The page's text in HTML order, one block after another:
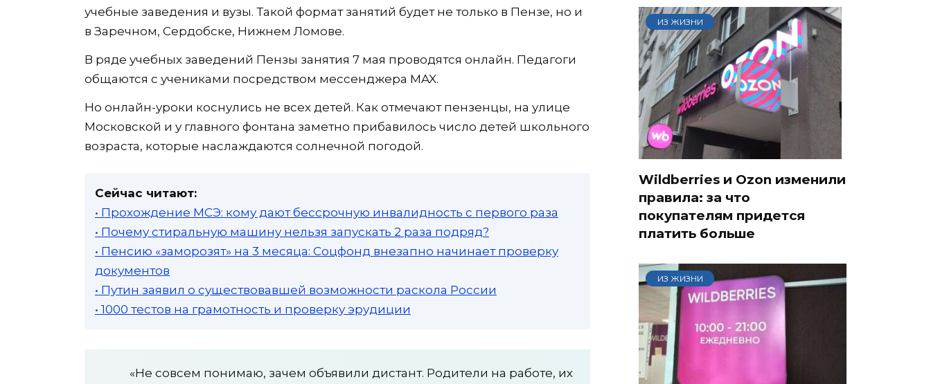
учебные заведения и вузы. Такой формат занятий будет не только в Пензе, но и
в Заречном, Сердобске, Нижнем Ломове.
В ряде учебных заведений Пензы занятия 7 мая проводятся онлайн. Педагоги
общаются с учениками посредством мессенджера MAX.
Но онлайн-уроки коснулись не всех детей. Как отмечают пензенцы, на улице
Московской и у главного фонтана заметно прибавилось число детей школьного
возраста, которые наслаждаются солнечной погодой.
Сейчас читают:
• Прохождение МСЭ: кому дают бессрочную инвалидность с первого раза
• Почему стиральную машину нельзя запускать 2 раза подряд?
• Пенсию «заморозят» на 3 месяца: Соцфонд внезапно начинает проверку
документов
• Путин заявил о существовавшей возможности раскола России
• 1000 тестов на грамотность и проверку эрудиции
«Не совсем понимаю, зачем объявили дистант. Родители на работе, их
ИЗ ЖИЗНИ
Wildberries и Ozon изменили
правила: за что
покупателям придется
платить больше
ИЗ ЖИЗНИ